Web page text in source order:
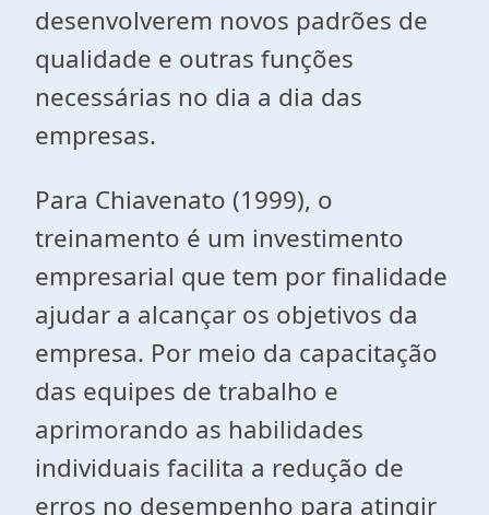
desenvolverem novos padrões de
qualidade e outras funções
necessárias no dia a dia das
empresas.
Para Chiavenato (1999), o
treinamento é um investimento
empresarial que tem por finalidade
ajudar a alcançar os objetivos da
empresa. Por meio da capacitação
das equipes de trabalho e
aprimorando as habilidades
individuais facilita a redução de
erros no desempenho para atingir